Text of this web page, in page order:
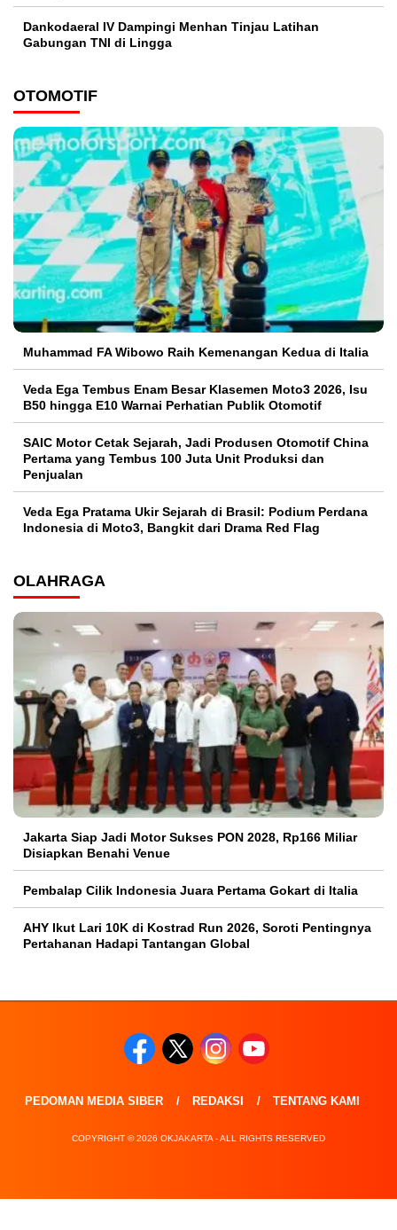
Dankodaeral IV Dampingi Menhan Tinjau Latihan
Gabungan TNI di Lingga
OTOMOTIF
Muhammad FA Wibowo Raih Kemenangan Kedua di Italia
Veda Ega Tembus Enam Besar Klasemen Moto3 2026, Isu
B50 hingga E10 Warnai Perhatian Publik Otomotif
SAIC Motor Cetak Sejarah, Jadi Produsen Otomotif China
Pertama yang Tembus 100 Juta Unit Produksi dan
Penjualan
Veda Ega Pratama Ukir Sejarah di Brasil: Podium Perdana
Indonesia di Moto3, Bangkit dari Drama Red Flag
OLAHRAGA
Jakarta Siap Jadi Motor Sukses PON 2028, Rp166 Miliar
Disiapkan Benahi Venue
Pembalap Cilik Indonesia Juara Pertama Gokart di Italia
AHY Ikut Lari 10K di Kostrad Run 2026, Soroti Pentingnya
Pertahanan Hadapi Tantangan Global
PEDOMAN MEDIA SIBER REDAKSI TENTANG KAMI
COPYRIGHT © 2026 OKJAKARTA - ALL RIGHTS RESERVED